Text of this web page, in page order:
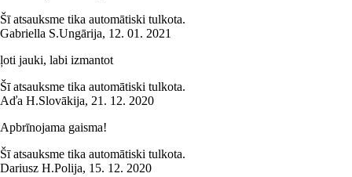
Šī atsauksme tika automātiski tulkota.
Gabriella S.Ungārija, 12. 01. 2021
ļoti jauki, labi izmantot
Šī atsauksme tika automātiski tulkota.
Aďa H.Slovākija, 21. 12. 2020
Apbrīnojama gaisma!
Šī atsauksme tika automātiski tulkota.
Dariusz H.Polija, 15. 12. 2020